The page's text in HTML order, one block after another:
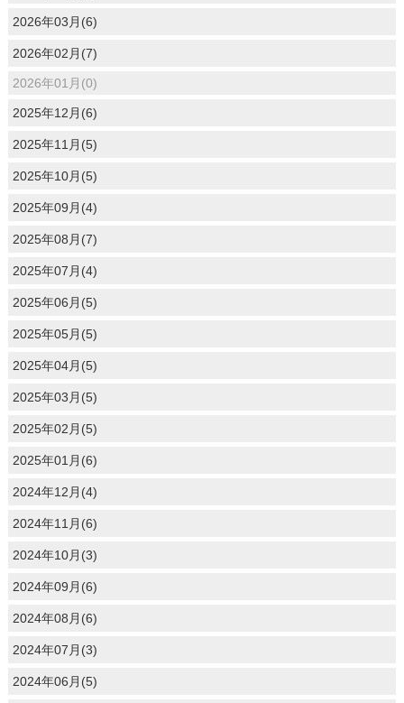
2026年03月(6)
2026年02月(7)
2026年01月(0)
2025年12月(6)
2025年11月(5)
2025年10月(5)
2025年09月(4)
2025年08月(7)
2025年07月(4)
2025年06月(5)
2025年05月(5)
2025年04月(5)
2025年03月(5)
2025年02月(5)
2025年01月(6)
2024年12月(4)
2024年11月(6)
2024年10月(3)
2024年09月(6)
2024年08月(6)
2024年07月(3)
2024年06月(5)